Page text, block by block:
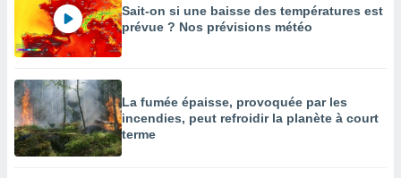
Sait-on si une baisse des températures est
prévue ? Nos prévisions météo
La fumée épaisse, provoquée par les
incendies, peut refroidir la planète à court
terme